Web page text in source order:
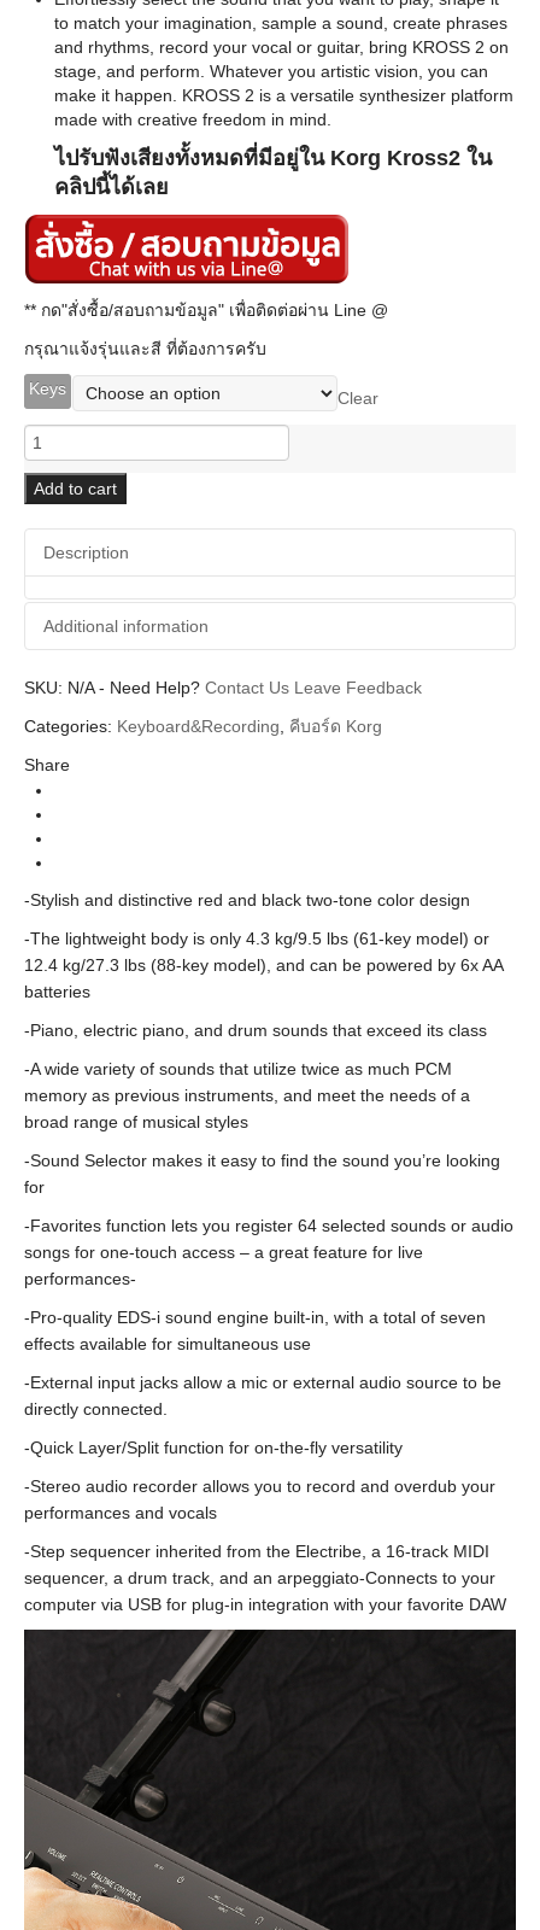
to match your imagination, sample a sound, create phrases
and rhythms, record your vocal or guitar, bring KROSS 2 on
stage, and perform. Whatever you artistic vision, you can
make it happen. KROSS 2 is a versatile synthesizer platform
made with creative freedom in mind.
ไปรับฟังเสียงทั้งหมดที่มีอยู่ใน Korg Kross2 ใน
คลิปนี้ได้เลย
** กด"สั่งซื้อ/สอบถามข้อมูล" เพื่อติดต่อผ่าน Line @
กรุณาแจ้งรุ่นและสี ที่ต้องการครับ
Keys
Clear
Korg
Kross
quantity
Add to cart
Description
Additional information
Additional information
Brands Korg
Keys 61 Keys, 88 Keys
SKU: N/A- Need Help? Contact Us Leave Feedback
Categories: Keyboard&Recording
คีบอร์ด Korg
Share
-Stylish and distinctive red and black two-tone color design
-The lightweight body is only 4.3 kg/9.5 lbs (61-key model) or
12.4 kg/27.3 lbs (88-key model), and can be powered by 6x AA
batteries
-Piano, electric piano, and drum sounds that exceed its class
-A wide variety of sounds that utilize twice as much PCM
memory as previous instruments, and meet the needs of a
broad range of musical styles
-Sound Selector makes it easy to find the sound you’re looking
for
-Favorites function lets you register 64 selected sounds or audio
songs for one-touch access – a great feature for live
performances-
-Pro-quality EDS-i sound engine built-in, with a total of seven
effects available for simultaneous use
-External input jacks allow a mic or external audio source to be
directly connected.
-Quick Layer/Split function for on-the-fly versatility
-Stereo audio recorder allows you to record and overdub your
performances and vocals
-Step sequencer inherited from the Electribe, a 16-track MIDI
sequencer, a drum track, and an arpeggiato-Connects to your
computer via USB for plug-in integration with your favorite DAW